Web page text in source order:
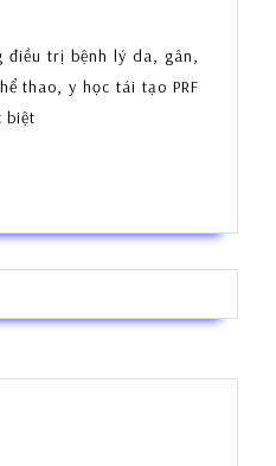
điều trị bệnh lý da, gân,
thao, y học tái tạo PRF
biệt